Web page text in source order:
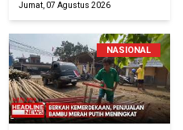
Jumat, 07 Agustus 2026
NASIONAL